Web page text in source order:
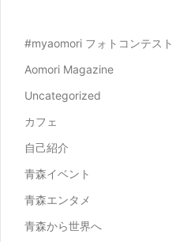
#myaomori フォトコンテスト
Aomori Magazine
Uncategorized
カフェ
自己紹介
青森イベント
青森エンタメ
青森から世界へ